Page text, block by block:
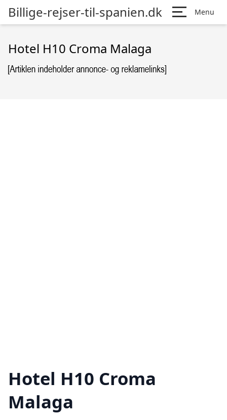
Billige-rejser-til-spanien.dk Menu
Hotel H10 Croma Malaga
Hotel H10 Croma
Malaga